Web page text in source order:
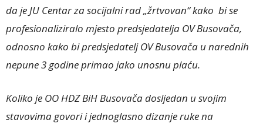
da je JU Centar za socijalni rad „žrtvovan“ kako bi se
profesionaliziralo mjesto predsjedatelja OV Busovača,
odnosno kako bi predsjedatelj OV Busovača u narednih
nepune 3 godine primao jako unosnu plaću.
Koliko je OO HDZ BiH Busovača dosljedan u svojim
stavovima govori i jednoglasno dizanje ruke na